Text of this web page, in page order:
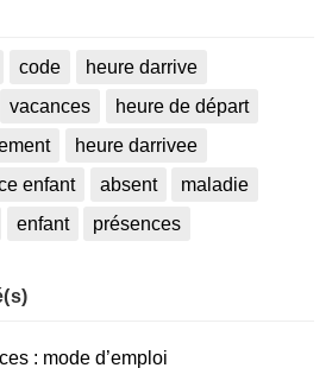
code
heure darrive
vacances
heure de départ
heure darrivee
enfant absent
maladie
enfant présences
: mode d’emploi